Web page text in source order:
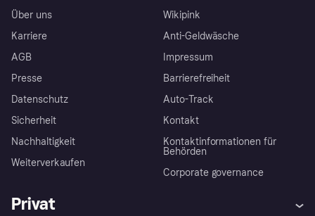
Über uns
Karriere
AGB
Presse
Datenschutz
Sicherheit
Nachhaltigkeit
Weiterverkaufen
Wikipink
Anti-Geldwäsche
Impressum
Barrierefreiheit
Auto-Track
Kontakt
Kontaktinformationen für
Behörden
Corporate governance
Privat